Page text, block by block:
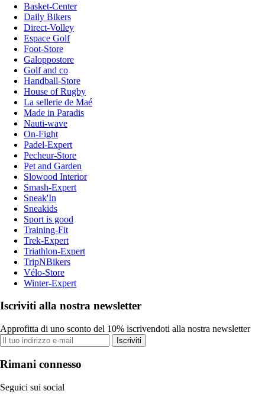
Basket-Center
Daily Bikers
Direct-Volley
Espace Golf
Foot-Store
Galoppostore
Golf and co
Handball-Store
House of Rugby
La sellerie de Maé
Made in Paradis
Nauti-wave
On-Fight
Padel-Expert
Pecheur-Store
Pet and Garden
Slowood Interior
Smash-Expert
Sneak'In
Sneakids
Sport is good
Training-Fit
Trek-Expert
Triathlon-Expert
TripNBikers
Vélo-Store
Winter-Expert
Iscriviti alla nostra newsletter
Approfitta di uno sconto del 10% iscrivendoti alla nostra newsletter
Iscriviti
Rimani connesso
Seguici sui social